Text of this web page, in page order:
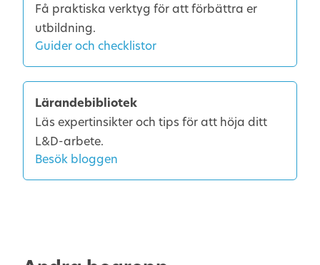
Få praktiska verktyg för att förbättra er
utbildning.
Guider och checklistor
Lärandebibliotek
Läs expertinsikter och tips för att höja ditt
L&D-arbete.
Besök bloggen